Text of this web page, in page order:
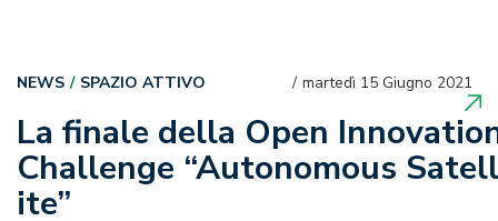
La finale della Open
Challenge “Autonomous Satell
ite”
martedì 15 Giugno 2021
NEWS SPAZIO ATTIVO